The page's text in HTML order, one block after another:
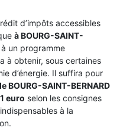
d’impôts accessibles
à BOURG-SAINT-
un programme
à obtenir, sous certaines
d’énergie. Il suffira pour
BOURG-SAINT-BERNARD
euro selon les consignes
à la